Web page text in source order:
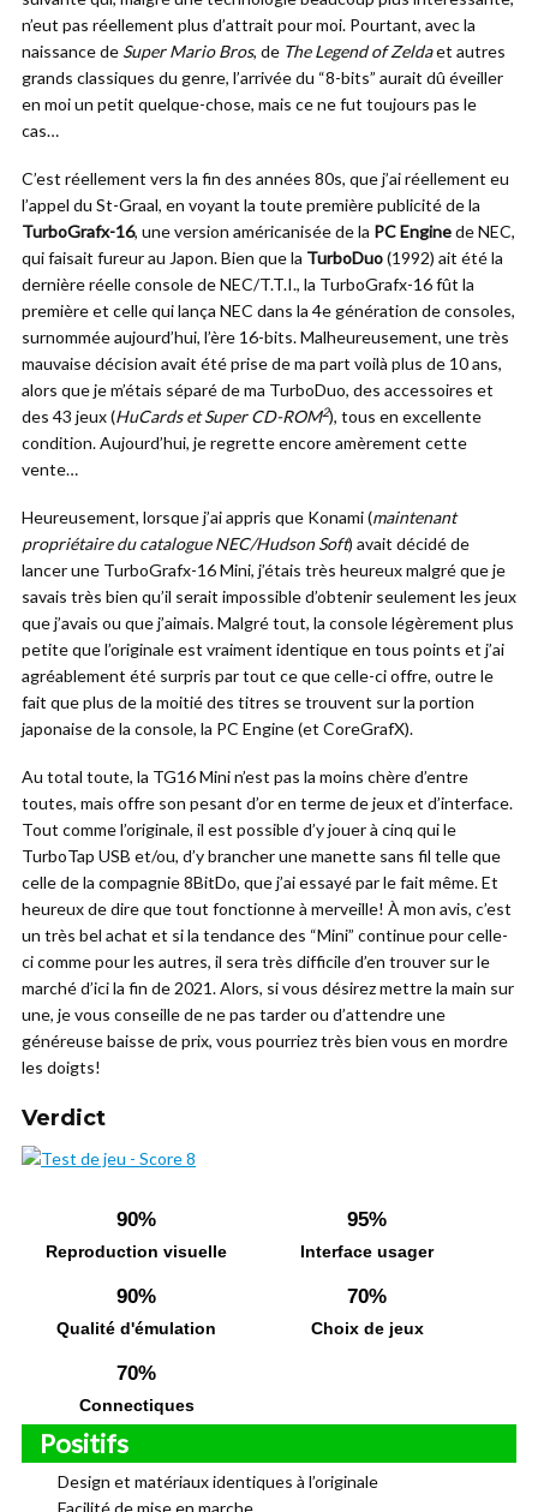
n’eut pas réellement plus d’attrait pour moi. Pourtant, avec la
naissance de Super Mario Bros, de The Legend of Zeldaet autres
grands classiques du genre, l’arrivée du “8-bits” aurait dû éveiller
en moi un petit quelque-chose, mais ce ne fut toujours pas le
cas…
C’est réellement vers la fin des années 80s, que j’ai réellement eu
l’appel du St-Graal, en voyant la toute première publicité de la
TurboGrafx-16, une version américanisée de la PC Enginede NEC,
qui faisait fureur au Japon. Bien que la TurboDuo(1992) ait été la
dernière réelle console de NEC/T.T.I., la TurboGrafx-16 fût la
première et celle qui lança NEC dans la 4e génération de consoles,
surnommée aujourd’hui, l’ère 16-bits. Malheureusement, une très
mauvaise décision avait été prise de ma part voilà plus de 10 ans,
alors que je m’étais séparé de ma TurboDuo, des accessoires et
des 43 jeux (HuCards et Super CD-ROM2), tous en excellente
condition. Aujourd’hui, je regrette encore amèrement cette
vente…
Heureusement, lorsque j’ai appris que Konami (maintenant
propriétaire du catalogue NEC/Hudson Soft) avait décidé de
lancer une TurboGrafx-16 Mini, j’étais très heureux malgré que je
savais très bien qu’il serait impossible d’obtenir seulement les jeux
que j’avais ou que j’aimais. Malgré tout, la console légèrement plus
petite que l’originale est vraiment identique en tous points et j’ai
agréablement été surpris par tout ce que celle-ci offre, outre le
fait que plus de la moitié des titres se trouvent sur la portion
japonaise de la console, la PC Engine (et CoreGrafX).
Au total toute, la TG16 Mini n’est pas la moins chère d’entre
toutes, mais offre son pesant d’or en terme de jeux et d’interface.
Tout comme l’originale, il est possible d’y jouer à cinq qui le
TurboTap USB et/ou, d’y brancher une manette sans fil telle que
celle de la compagnie 8BitDo, que j’ai essayé par le fait même. Et
heureux de dire que tout fonctionne à merveille! À mon avis, c’est
un très bel achat et si la tendance des “Mini” continue pour celle-
ci comme pour les autres, il sera très difficile d’en trouver sur le
marché d’ici la fin de 2021. Alors, si vous désirez mettre la main sur
une, je vous conseille de ne pas tarder ou d’attendre une
généreuse baisse de prix, vous pourriez très bien vous en mordre
les doigts!
Verdict
90%
Reproduction visuelle
95%
Interface usager
90%
Qualité d'émulation
70%
Choix de jeux
70%
Connectiques
Positifs
Design et matériaux identiques à l’originale
Facilité de mise en marche